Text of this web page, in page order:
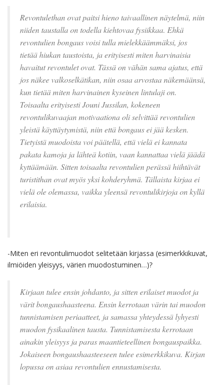
Revontulethan ovat paitsi hieno taivaallinen näytelmä, niin
niiden taustalla on todella kiehtovaa fysiikkaa. Ehkä
revontulien bongaus voisi tulla mielekkäämmäksi, jos
tietää hiukan taustoista, ja erityisesti miten harvinaisia
havaitut revontulet ovat. Tässä on vähän sama ajatus, että
jos näkee valkoselkätikan, niin osaa arvostaa näkemäänsä,
kun tietää miten harvinainen kyseinen lintulaji on.
Toisaalta erityisesti Jouni Jussilan, kokeneen
revontulikuvaajan motivaationa oli selvittää revontulien
yleistä käyttäytymistä, niin että bongaus ei jää kesken.
Tietyistä muodoista voi päätellä, että vielä ei kannata
pakata kamoja ja lähteä kotiin, vaan kannattaa vielä jäädä
kyttäämään. Sitten toisaalta revontulien perässä hiihtävät
turistithan ovat myös yksi kohderyhmä. Tällaista kirjaa ei
vielä ole olemassa, vaikka yleensä revontulikirjoja on kyllä
erilaisia.
-Miten eri revontulimuodot selitetään kirjassa (esimerkkikuvat,
ilmiöiden yleisyys, värien muodostuminen…)?
Kirjaan tulee ensin johdanto, ja sitten erilaiset muodot ja
värit bongaushaasteena. Ensin kerrotaan värin tai muodon
tunnistamisen periaatteet, ja samassa yhteydessä lyhyesti
muodon fysikaalinen tausta. Tunnistamisesta kerrotaan
ainakin yleisyys ja paras maantieteellinen bongauspaikka.
Jokaiseen bongaushaasteeseen tulee esimerkkikuva. Kirjan
lopussa on asiaa revontulien ennustamisesta.